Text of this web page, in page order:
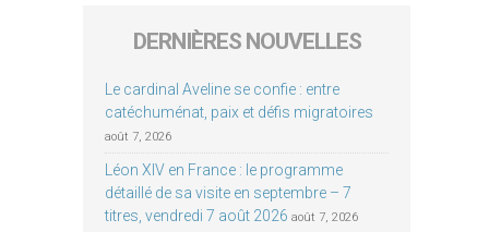
DERNIÈRES NOUVELLES
Le cardinal Aveline se confie : entre
catéchuménat, paix et défis migratoires
août 7, 2026
Léon XIV en France : le programme
détaillé de sa visite en septembre – 7
titres, vendredi 7 août 2026 août 7, 2026